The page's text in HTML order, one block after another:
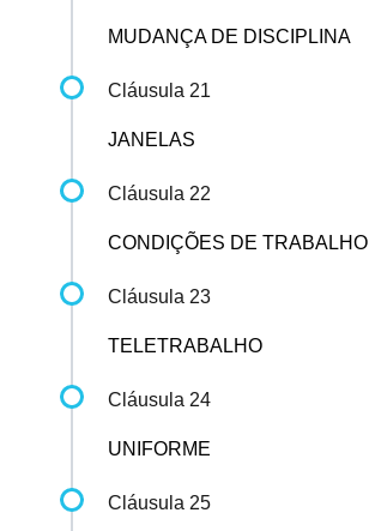
MUDANÇA DE DISCIPLINA
Cláusula 21
JANELAS
Cláusula 22
CONDIÇÕES DE TRABALHO
Cláusula 23
TELETRABALHO
Cláusula 24
UNIFORME
Cláusula 25